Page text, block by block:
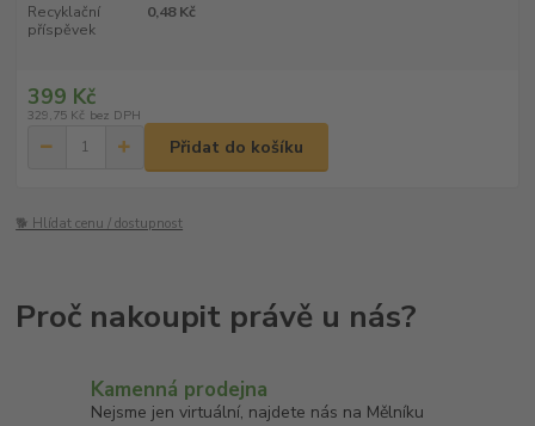
Recyklační
příspěvek
0,48 Kč
399 Kč
329,75 Kč bez DPH
Přidat do košíku
🐕 Hlídat cenu / dostupnost
Kamenná prodejna
Nejsme jen virtuální, najdete nás na Mělníku